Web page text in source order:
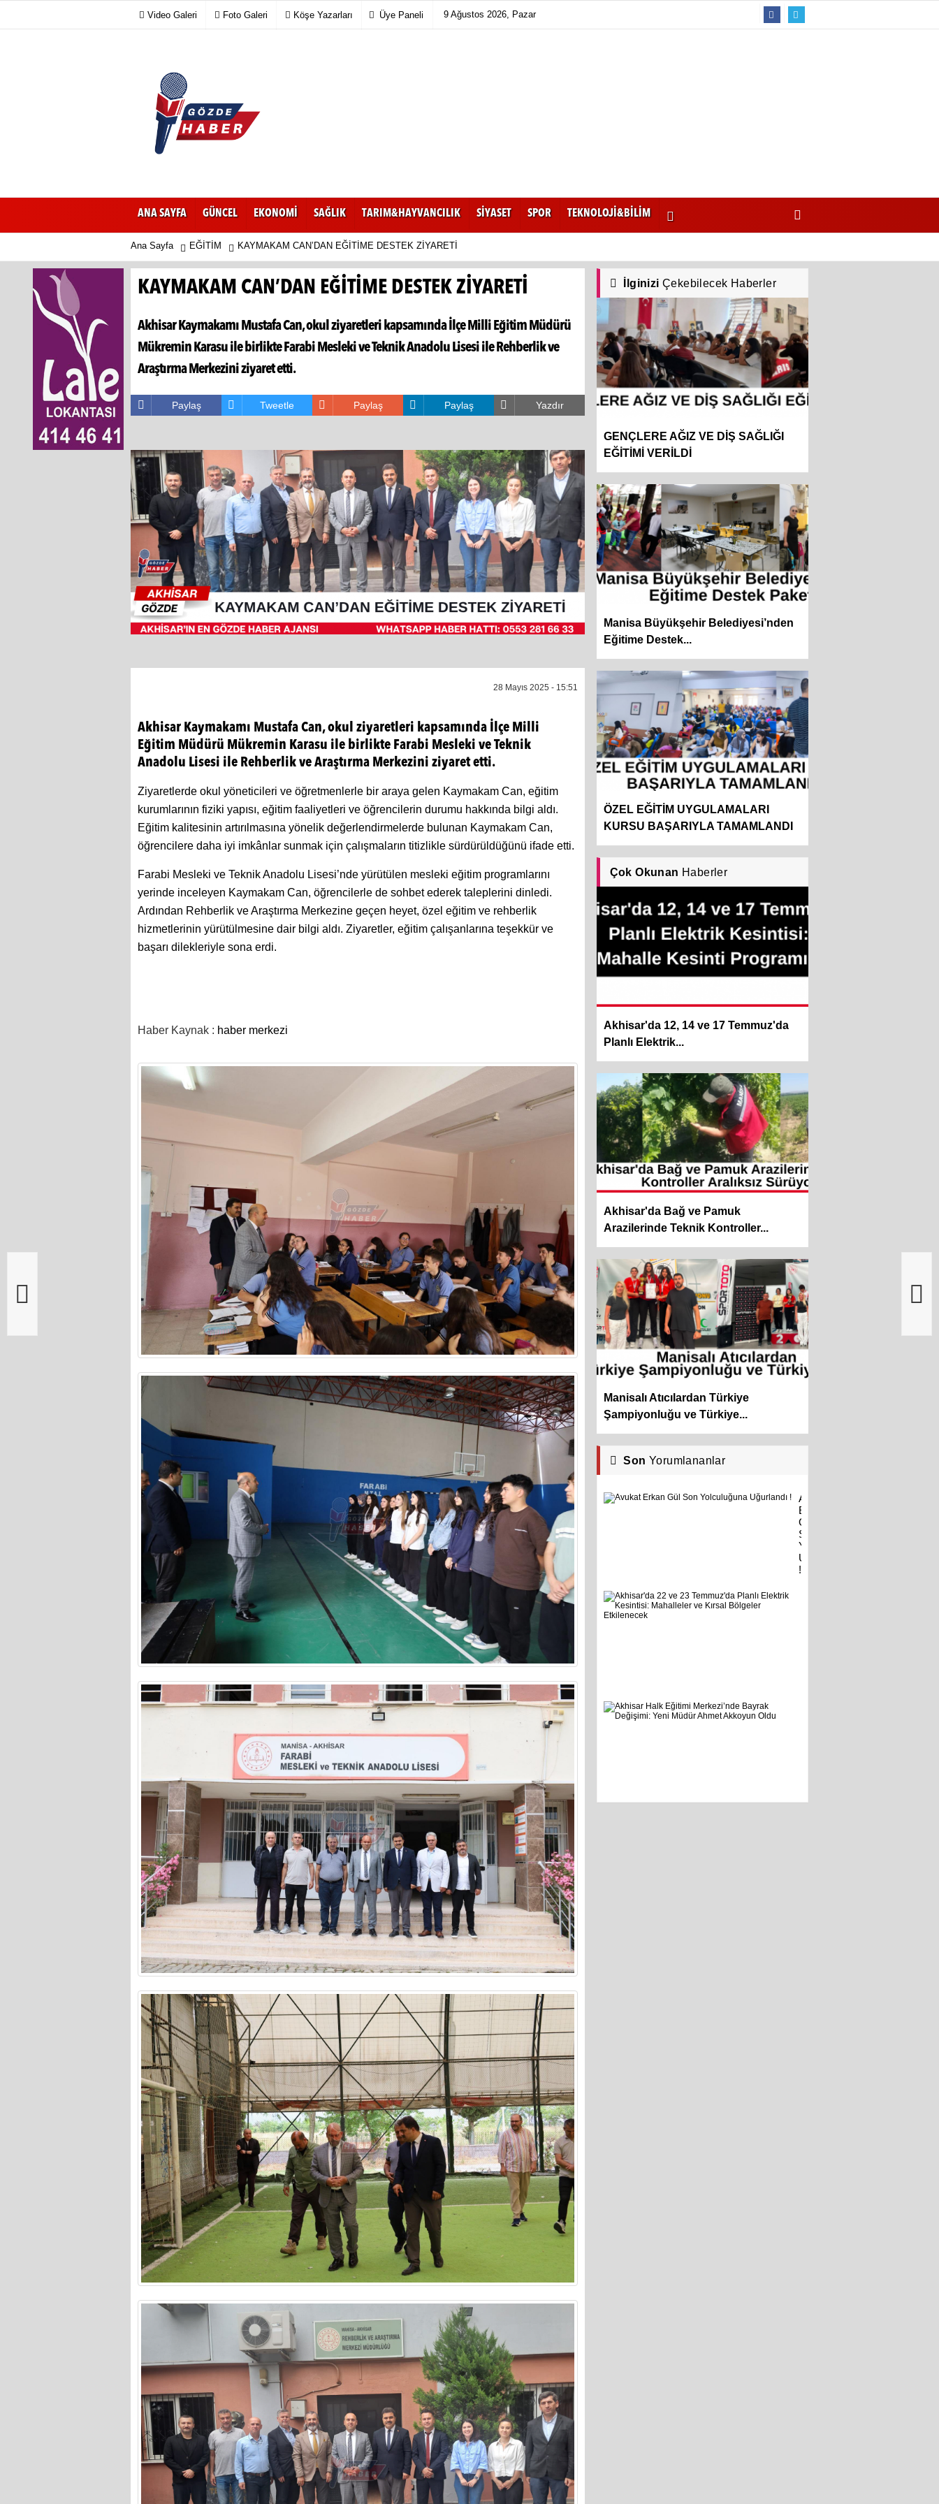
Video Galeri Foto Galeri Köşe Yazarları Üye Paneli 9 Ağustos 2026, Pazar
ANA SAYFA GÜNCEL EKONOMİ SAĞLIK TARIM&HAYVANCILIK SİYASET SPOR TEKNOLOJİ&BİLİM
Ana Sayfa EĞİTİM KAYMAKAM CAN’DAN EĞİTİME DESTEK ZİYARETİ
KAYMAKAM CAN’DAN EĞİTİME DESTEK ZİYARETİ
Akhisar Kaymakamı Mustafa Can, okul ziyaretleri kapsamında İlçe Milli Eğitim Müdürü
Mükremin Karasu ile birlikte Farabi Mesleki ve Teknik Anadolu Lisesi ile Rehberlik ve
Araştırma Merkezini ziyaret etti.
Paylaş Tweetle Paylaş Paylaş Yazdır
28 Mayıs 2025 - 15:51
Akhisar Kaymakamı Mustafa Can, okul ziyaretleri kapsamında İlçe Milli
Eğitim Müdürü Mükremin Karasu ile birlikte Farabi Mesleki ve Teknik
Anadolu Lisesi ile Rehberlik ve Araştırma Merkezini ziyaret etti.
Ziyaretlerde okul yöneticileri ve öğretmenlerle bir araya gelen Kaymakam Can, eğitim
kurumlarının fiziki yapısı, eğitim faaliyetleri ve öğrencilerin durumu hakkında bilgi aldı.
Eğitim kalitesinin artırılmasına yönelik değerlendirmelerde bulunan Kaymakam Can,
öğrencilere daha iyi imkânlar sunmak için çalışmaların titizlikle sürdürüldüğünü ifade etti.
Farabi Mesleki ve Teknik Anadolu Lisesi’nde yürütülen mesleki eğitim programlarını
yerinde inceleyen Kaymakam Can, öğrencilerle de sohbet ederek taleplerini dinledi.
Ardından Rehberlik ve Araştırma Merkezine geçen heyet, özel eğitim ve rehberlik
hizmetlerinin yürütülmesine dair bilgi aldı. Ziyaretler, eğitim çalışanlarına teşekkür ve
başarı dilekleriyle sona erdi.
Haber Kaynak : haber merkezi
İlginizi Çekebilecek Haberler
GENÇLERE AĞIZ VE DİŞ SAĞLIĞI
EĞİTİMİ VERİLDİ
Manisa Büyükşehir Belediyesi’nden
Eğitime Destek...
ÖZEL EĞİTİM UYGULAMALARI
KURSU BAŞARIYLA TAMAMLANDI
Çok Okunan Haberler
Akhisar'da 12, 14 ve 17 Temmuz'da
Planlı Elektrik...
Akhisar'da Bağ ve Pamuk
Arazilerinde Teknik Kontroller...
Manisalı Atıcılardan Türkiye
Şampiyonluğu ve Türkiye...
Son Yorumlananlar
Avukat
Erkan
Gül
Son
Yolculuğuna
Uğurlandı
!